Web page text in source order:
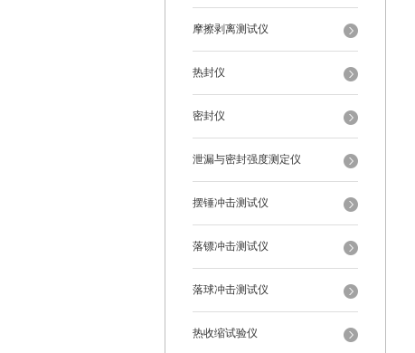
摩擦剥离测试仪
热封仪
密封仪
泄漏与密封强度测定仪
摆锤冲击测试仪
落镖冲击测试仪
落球冲击测试仪
热收缩试验仪